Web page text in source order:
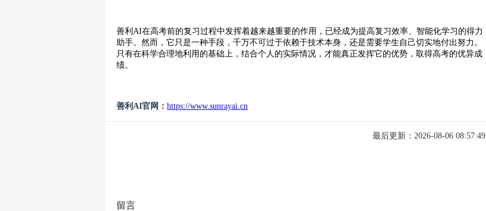
善利AI在高考前的复习过程中发挥着越来越重要的作用，已经成为提高复习效率、智能化学习的得力
助手。然而，它只是一种手段，千万不可过于依赖于技术本身，还是需要学生自己切实地付出努力。
只有在科学合理地利用的基础上，结合个人的实际情况，才能真正发挥它的优势，取得高考的优异成
绩。
善利AI官网：https://www.sunrayai.cn
最后更新：2026-08-06 08:57:49
留言